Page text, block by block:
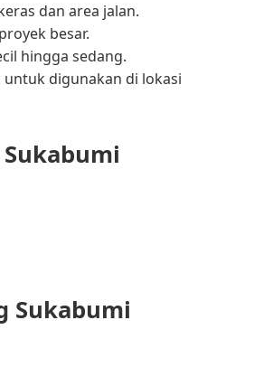
dan area jalan.
besar.
hingga sedang.
digunakan di lokasi
Sukabumi